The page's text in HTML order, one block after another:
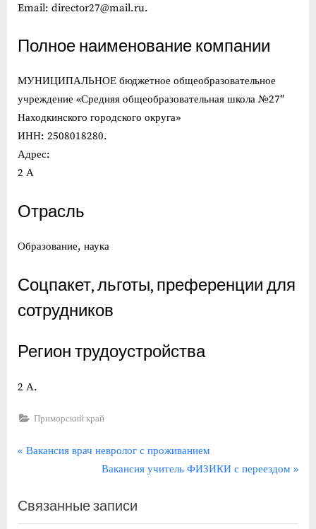
Email: director27@mail.ru.
Полное наименование компании
МУНИЦИПАЛЬНОЕ бюджетное общеобразовательное
учреждение «Средняя общеобразовательная школа №27″
Находкинского городского округа»
ИНН: 2508018280.
Адрес:
2 А
Отрасль
Образование, наука
Соцпакет, льготы, преференции для
сотрудников
Регион трудоустройства
2 А.
Приморский край
Навигация
записям
П
д
ы
Вакансия врач невролог с проживанием
С
е
д
Вакансия учитель ФИЗИКИ с переездом
Связанные записи